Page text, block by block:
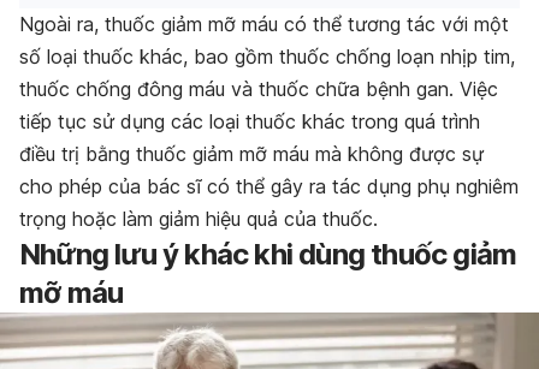
Ngoài ra, thuốc giảm mỡ máu có thể tương tác với một
số loại thuốc khác, bao gồm thuốc chống loạn nhịp tim,
thuốc chống đông máu và thuốc chữa bệnh gan. Việc
tiếp tục sử dụng các loại thuốc khác trong quá trình
điều trị bằng thuốc giảm mỡ máu mà không được sự
cho phép của bác sĩ có thể gây ra tác dụng phụ nghiêm
trọng hoặc làm giảm hiệu quả của thuốc.
Những lưu ý khác khi dùng thuốc giảm
mỡ máu